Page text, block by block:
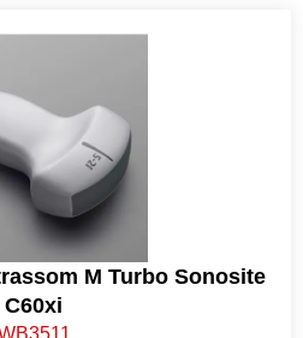
M Turbo Sonosite
C60xi